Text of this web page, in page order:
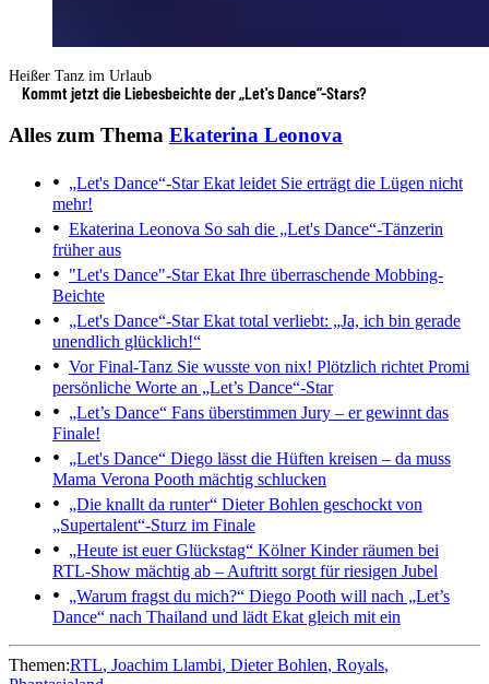
Heißer Tanz im Urlaub
Kommt jetzt die Liebesbeichte der „Let's Dance“-Stars?
Alles zum Thema Ekaterina Leonova
„Let's Dance“-Star Ekat leidet Sie erträgt die Lügen nicht
mehr!
Ekaterina Leonova So sah die „Let's Dance“-Tänzerin
früher aus
"Let's Dance"-Star Ekat Ihre überraschende Mobbing-
Beichte
„Let's Dance“-StarEkat total verliebt: „Ja, ich bin gerade
unendlich glücklich!“
Vor Final-Tanz Sie wusste von nix! Plötzlich richtet Promi
persönliche Worte an „Let’s Dance“-Star
„Let’s Dance“ Fans überstimmen Jury – er gewinnt das
Finale!
„Let's Dance“ Diego lässt die Hüften kreisen – da muss
Mama Verona Pooth mächtig schlucken
„Die knallt da runter“ Dieter Bohlen geschockt von
„Supertalent“-Sturz im Finale
„Heute ist euer Glückstag“ Kölner Kinder räumen bei
RTL-Show mächtig ab – Auftritt sorgt für riesigen Jubel
„Warum fragst du mich?“ Diego Pooth will nach „Let’s
Dance“ nach Thailand und lädt Ekat gleich mit ein
Themen:RTL Joachim Llambi Dieter Bohlen Royals